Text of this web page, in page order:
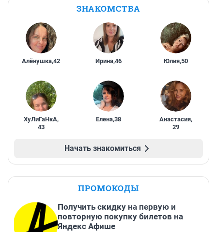
ЗНАКОМСТВА
Алёнушка,42 Ирина,46 Юлия,50
ХуЛиГаНкА,
43
Елена,38 Анастасия,
29
Начать знакомиться
ПРОМОКОДЫ
Получить скидку на первую и
повторную покупку билетов на
Яндекс Афише